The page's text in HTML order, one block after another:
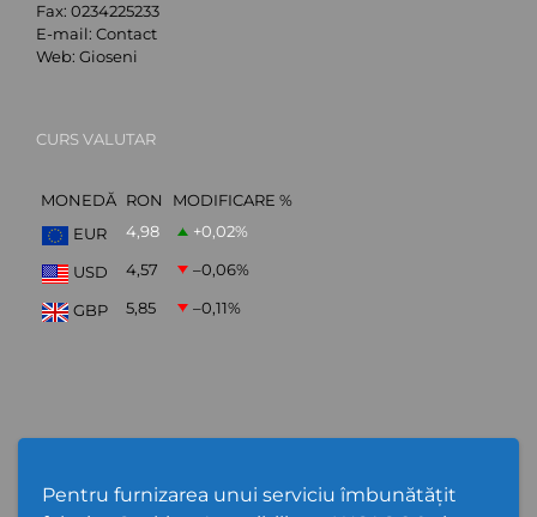
Pentru furnizarea unui serviciu îmbunătățit
Fax: 0234225233
E-mail: Contact
Web: Gioseni
CURS VALUTAR
MONEDĂ RON
MODIFICARE %
EUR
4,98 +0,02%
USD 4,57 –0,06%
GBP 5,85 –0,11%